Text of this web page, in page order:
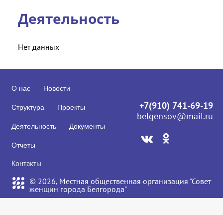
Деятельность
Нет данных
О нас Новости
Структура Проекты
Деятельность Документы
Отчеты
Контакты
+7(910) 741-69-19
belgensov@mail.ru
© 2026, Местная общественная организация "Совет
женщин города Белгорода"